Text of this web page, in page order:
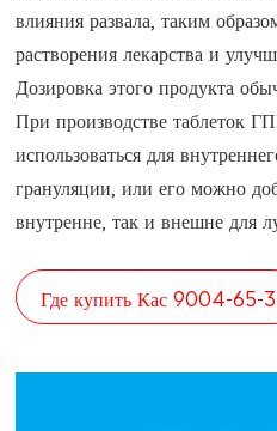
влияния развала, таким
растворения лекарства и
Дозировка этого продукта
При производстве таблеток
использоваться для
грануляции, или его можно
внутренне, так и внешне для
Где купить Кас 9004-65-3